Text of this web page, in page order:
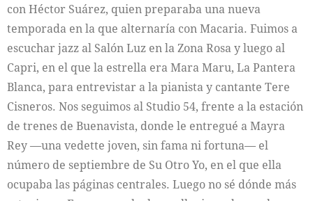
con Héctor Suárez, quien preparaba una nueva
temporada en la que alternaría con Macaria. Fuimos a
escuchar jazz al Salón Luz en la Zona Rosa y luego al
Capri, en el que la estrella era Mara Maru, La Pantera
Blanca, para entrevistar a la pianista y cantante Tere
Cisneros. Nos seguimos al Studio 54, frente a la estación
de trenes de Buenavista, donde le entregué a Mayra
Rey —una vedette joven, sin fama ni fortuna— el
número de septiembre de Su Otro Yo, en el que ella
ocupaba las páginas centrales. Luego no sé dónde más